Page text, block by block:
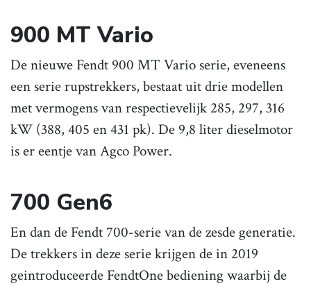
900 MT Vario
De nieuwe Fendt 900 MT Vario serie, eveneens
een serie rupstrekkers, bestaat uit drie modellen
met vermogens van respectievelijk 285, 297, 316
kW (388, 405 en 431 pk). De 9,8 liter dieselmotor
is er eentje van Agco Power.
700 Gen6
En dan de Fendt 700-serie van de zesde generatie.
De trekkers in deze serie krijgen de in 2019
geintroduceerde FendtOne bediening waarbij de